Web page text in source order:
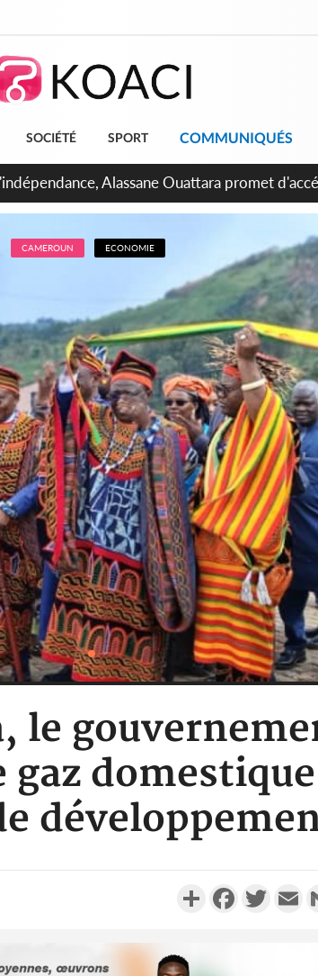
SOCIÉTÉ SPORT COMMUNIQUÉS
Bah admire le modèle ivoirien et veut s'en
CAMEROUN ECONOMIE
le
PartagerFacebookTwitter